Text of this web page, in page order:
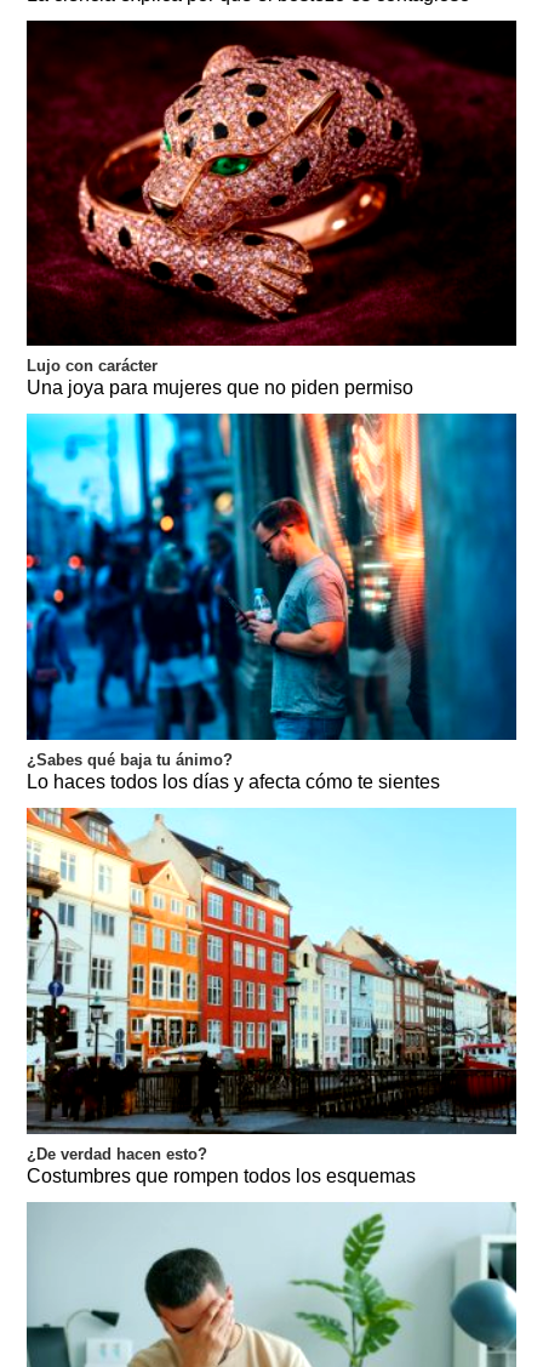
Lujo con carácter
Una joya para mujeres que no piden permiso
¿Sabes qué baja tu ánimo?
Lo haces todos los días y afecta cómo te sientes
¿De verdad hacen esto?
Costumbres que rompen todos los esquemas